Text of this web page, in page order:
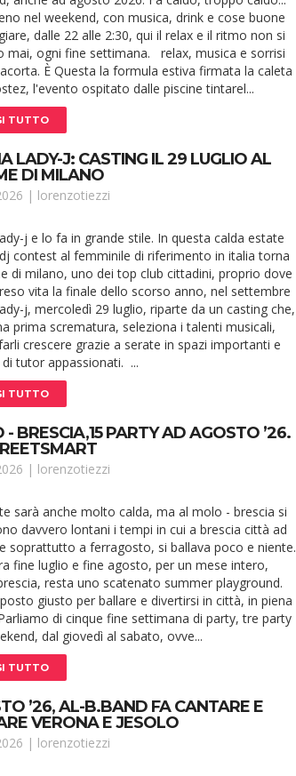
nel weekend, con musica, drink e cose buone
dalle 22 alle 2:30, qui il relax e il ritmo non si
mai, ogni fine settimana. relax, musica e sorrisi
È Questa la formula estiva firmata la caleta
l'evento ospitato dalle piscine tintarel...
TUTTO
LADY-J: CASTING IL 29 LUGLIO AL
DI MILANO
| lorenzotiezzi
j e lo fa in grande stile. In questa calda estate
contest al femminile di riferimento in italia torna
di milano, uno dei top club cittadini, proprio dove
vita la finale dello scorso anno, nel settembre
j, mercoledì 29 luglio, riparte da un casting che,
prima scrematura, seleziona i talenti musicali,
crescere grazie a serate in spazi importanti e
tutor appassionati. ...
TUTTO
- BRESCIA,15 PARTY AD AGOSTO ’26.
| lorenzotiezzi
sarà anche molto calda, ma al molo - brescia si
davvero lontani i tempi in cui a brescia città ad
soprattutto a ferragosto, si ballava poco e niente.
fine luglio e fine agosto, per un mese intero,
resta uno scatenato summer playground.
giusto per ballare e divertirsi in città, in piena
di cinque fine settimana di party, tre party
dal giovedì al sabato, ovve...
TUTTO
’26, AL-B.BAND FA CANTARE E
VERONA E JESOLO
| lorenzotiezzi